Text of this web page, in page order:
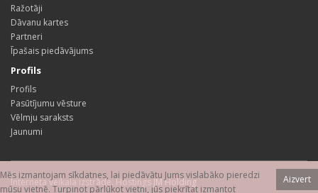
Ražotāji
Dāvanu kartes
Partneri
Īpašais piedāvājums
Profils
Profils
Pasūtījumu vēsture
Vēlmju saraksts
Jaunumi
Interneta veikala izstrāde,HostingsJM Holding Aizvert
Mēs izmantojam sīkdatnes, lai piedāvātu Jums vislabāko pieredzi
mūsu vietnē. Turpinot pārlūkot vietni, jūs piekrītat izmantot